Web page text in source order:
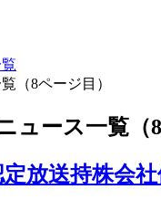
（8ページ目）
ュース一覧（8
放送持株会